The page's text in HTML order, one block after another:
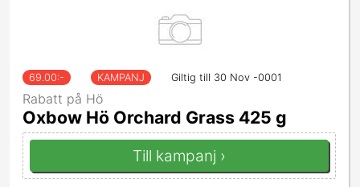
69.00:- KAMPANJ Giltig till 30 Nov -0001
Rabatt på Hö
Oxbow Hö Orchard Grass 425 g
Till kampanj ›